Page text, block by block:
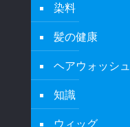
染料
髪の健康
ヘアウォッシュ
知識
ウィッグ